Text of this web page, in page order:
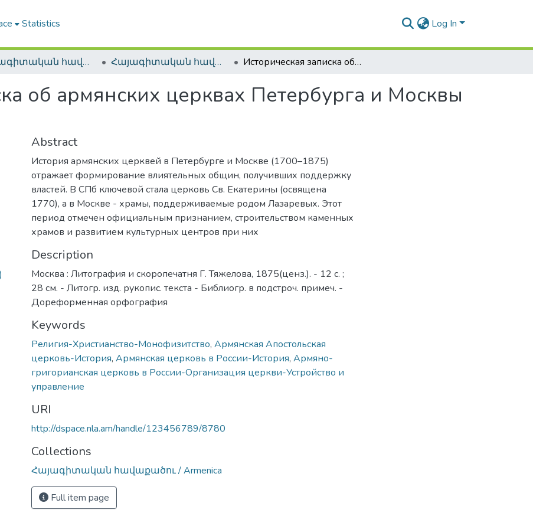
Statistics Log In
Հայագիտական հավաքածու / Armenica Հայագիտական հավաքածու / Armenica Историческая записка об армянских церквах Петербурга и Москвы с 1700 года
об армянских церквах Петербурга и Москвы
Abstract
История армянских церквей в Петербурге и Москве (1700–1875)
отражает формирование влиятельных общин, получивших поддержку
властей. В СПб ключевой стала церковь Св. Екатерины (освящена
1770), а в Москве - храмы, поддерживаемые родом Лазаревых. Этот
период отмечен официальным признанием, строительством каменных
храмов и развитием культурных центров при них
Description
Москва : Литография и скоропечатня Г. Тяжелова, 1875(ценз.). - 12 с. ;
28 см. - Литогр. изд. рукопис. текста - Библиогр. в подстроч. примеч. -
Дореформенная орфография
Keywords
Религия-Христианство-Монофизитство, Армянская Апостольская
церковь-История, Армянская церковь в России-История, Армяно-
григорианская церковь в России-Организация церкви-Устройство и
управление
URI
http://dspace.nla.am/handle/123456789/8780
Collections
Հայագիտական հավաքածու / Armenica
Full item page